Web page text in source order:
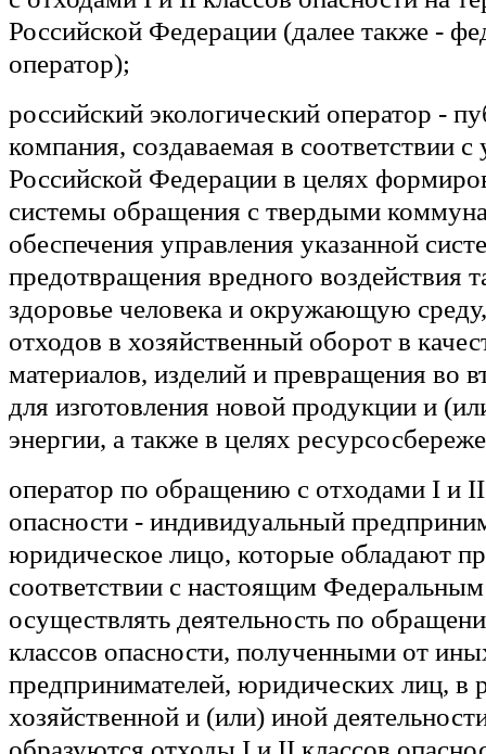
Российской Федерации (далее также -
оператор);
российский экологический оператор -
компания, создаваемая в соответствии
Российской Федерации в целях
системы обращения с твердыми
обеспечения управления указанной
предотвращения вредного воздействия
здоровье человека и окружающую
отходов в хозяйственный оборот в
материалов, изделий и превращения во
для изготовления новой продукции и
энергии, а также в целях
оператор по обращению с отходами I и II
опасности - индивидуальный
юридическое лицо, которые обладают
соответствии с настоящим
осуществлять деятельность по
классов опасности, полученными от
предпринимателей, юридических лиц, в
хозяйственной и (или) иной